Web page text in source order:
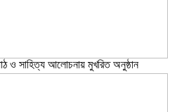
ও সাহিত্য আলোচনায় মুখরিত অনুষ্ঠান